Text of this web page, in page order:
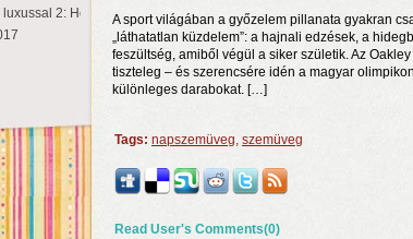
luxussal 2: HollandiaA sport világában a győzelem pillanata gyakran
„láthatatlan küzdelem”: a hajnali edzések, a
feszültség, amiből végül a siker születik. Az
tiszteleg – és szerencsére idén a magyar
különleges darabokat. […]
Tags: napszemüveg, szemüveg
Read User's Comments(0)